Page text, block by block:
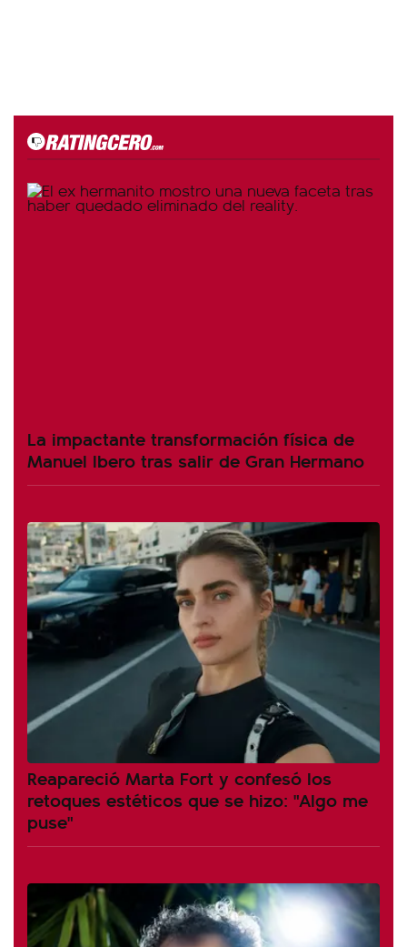
La impactante transformación física de
Manuel Ibero tras salir de Gran Hermano
Reapareció Marta Fort y confesó los
retoques estéticos que se hizo: "Algo me
puse"